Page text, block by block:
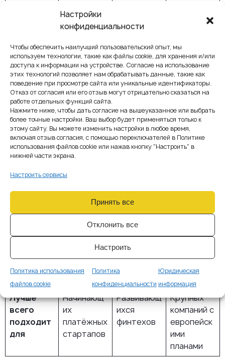
Настройки
конфиденциальности
Чтобы обеспечить наилучший пользовательский опыт, мы
используем технологии, такие как файлы cookie, для хранения и/или
доступа к информации на устройстве. Согласие на использование
этих технологий позволяет нам обрабатывать данные, такие как
поведение при просмотре сайта или уникальные идентификаторы.
Отказ от согласия или его отзыв могут отрицательно сказаться на
работе отдельных функций сайта.
Нажмите ниже, чтобы дать согласие на вышеуказанное или выбрать
более точные настройки. Ваш выбор будет применяться только к
этому сайту. Вы можете изменить настройки в любое время,
включая отзыв согласия, с помощью переключателей в Политике
использования файлов cookie или нажав кнопку "Настроить" в
нижней части экрана.
Настроить сервисы
Принять все
Отклонить все
Настроить
Политика использования
файлов cookie
Политика
конфиденциальности
Юридическая
информация
националь
ный банк
ный банк
националь
Основная
деятельн
ость
Платёжны
е услуги
Ограничен
ный выпуск
e-денег
Полный
выпуск e-
денег
Ограниче
ния по
обороту
Нет
До 5 млн
евро
Нет
Ограниче
транзакц
—
До 3 млн
Нет
капитал
20 000–125
000 евро
~50 000
ng
Нет
Лучше
всего
подходит
для
Начинающ
их
платёжных
стартапов
Развивающ
ихся
финтехов
Крупных
компаний с
европейск
ими
планами